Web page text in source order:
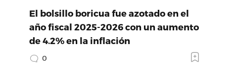
El bolsillo boricua fue azotado en el
año fiscal 2025-2026 con un aumento
de 4.2% en la inflación
0